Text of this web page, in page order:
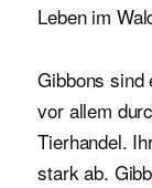
Leben im
Gibbons sind
vor allem
Tierhandel.
stark ab.